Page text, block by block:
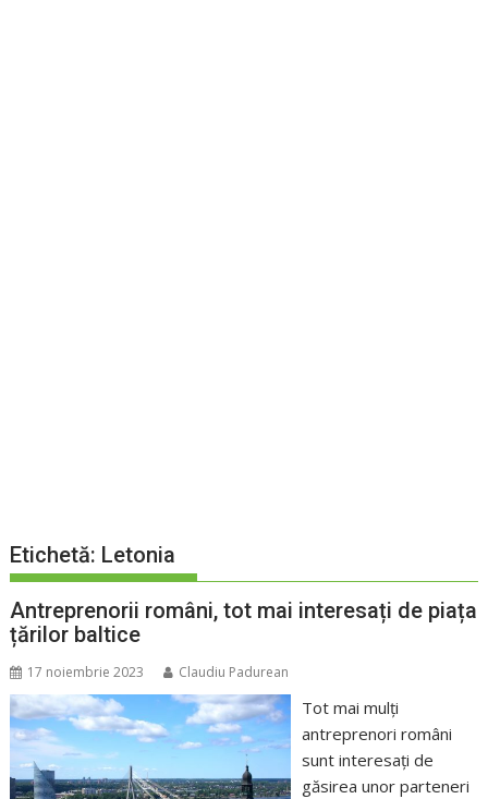
Etichetă: Letonia
Antreprenorii români, tot mai interesați de piața
țărilor baltice
17 noiembrie 2023 Claudiu Padurean
Tot mai mulți
antreprenori români
sunt interesați de
găsirea unor parteneri